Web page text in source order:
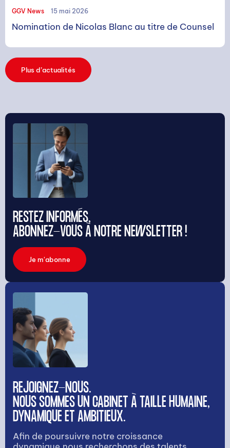
GGV News 15 mai 2026
Nomination de Nicolas Blanc au titre de Counsel
Plus d’actualités
RESTEZ INFORMÉS,
ABONNEZ-VOUS À NOTRE NEWSLETTER !
Je m'abonne
REJOIGNEZ-NOUS.
NOUS SOMMES UN CABINET À TAILLE HUMAINE,
DYNAMIQUE ET AMBITIEUX.
Afin de poursuivre notre croissance